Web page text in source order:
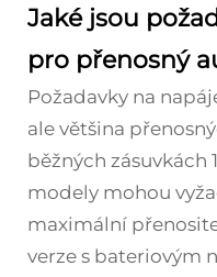
Jaké jsou
pro přenosný
Požadavky na
ale většina
běžných zásuvkách
modely mohou
maximální
verze s bateriovým